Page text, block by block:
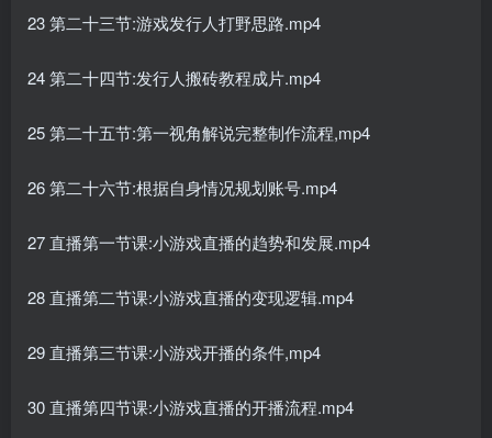
23 第二十三节:游戏发行人打野思路.mp4
24 第二十四节:发行人搬砖教程成片.mp4
25 第二十五节:第一视角解说完整制作流程,mp4
26 第二十六节:根据自身情况规划账号.mp4
27 直播第一节课:小游戏直播的趋势和发展.mp4
28 直播第二节课:小游戏直播的变现逻辑.mp4
29 直播第三节课:小游戏开播的条件,mp4
30 直播第四节课:小游戏直播的开播流程.mp4